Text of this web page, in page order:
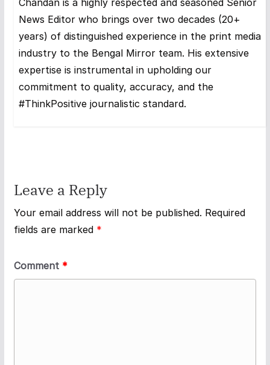
News Editor who brings over two decades (20+
years) of distinguished experience in the print media
industry to the Bengal Mirror team. His extensive
expertise is instrumental in upholding our
commitment to quality, accuracy, and the
#ThinkPositive journalistic standard.
Leave a Reply
Your email address will not be published. Required
fields are marked *
Comment *